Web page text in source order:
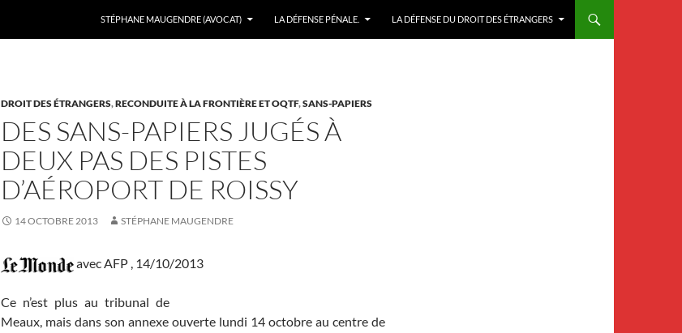
STÉPHANE MAUGENDRE (AVOCAT)
LA DÉFENSE PÉNALE. LA DÉFENSE DU DROIT DES ÉTRANGERS
DROIT DES ÉTRANGERS,RECONDUITE À LA FRONTIÈRE ET OQTF,SANS-PAPIERS
DES SANS-PAPIERS JUGÉS À
DEUX PAS DES PISTES
D’AÉROPORT DE ROISSY
14 OCTOBRE 2013 STÉPHANE MAUGENDRE
avec AFP , 14/10/2013
Ce n’est plus au tribunal de
Meaux, mais dans son annexe ouverte lundi 14 octobre au centre de